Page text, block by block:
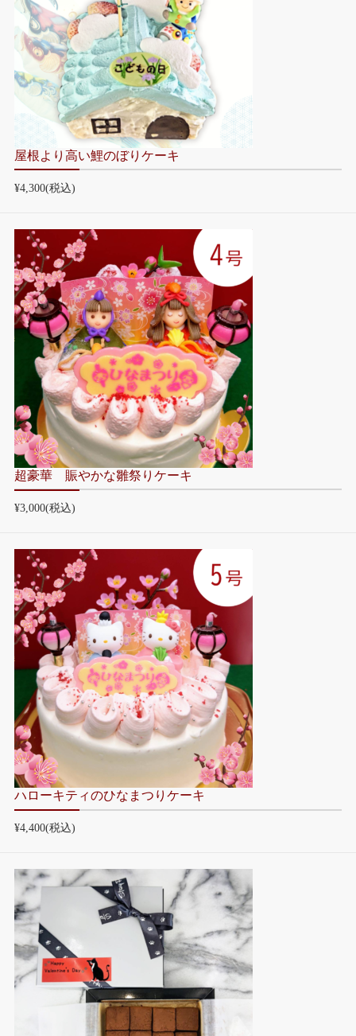
屋根より高い鯉のぼりケーキ
¥4,300(税込)
超豪華 賑やかな雛祭りケーキ
¥3,000(税込)
ハローキティのひなまつりケーキ
¥4,400(税込)